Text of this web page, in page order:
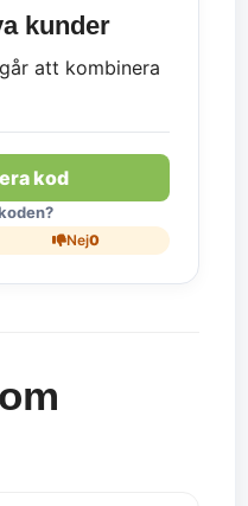
kunder
att kombinera
kod
Nej0